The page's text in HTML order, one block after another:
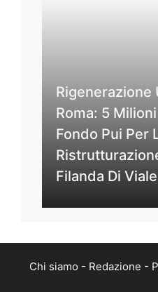
Rigenerazione
Roma: 5
Fondo Pui Per
Filanda Di
Chi siamo - Redazione -